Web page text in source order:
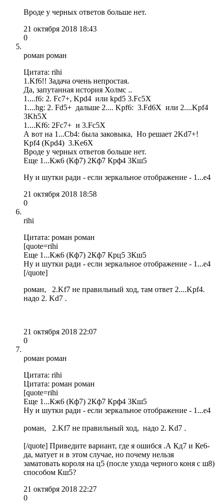
Вроде у черных ответов больше нет.
21 октября 2018 18:43
0
роман роман
Цитата: rihi
1.Kf6!! Задача очень непростая.
Да, запутанная история Холмс ..
1....f6: 2. Fc7+, Kpd4 или kpd5 3.Fc5Х
1....hg: 2. Fd5+ дальше 2.... Kpf6: 3.Fd6Х или 2....Kpf4
3Kh5Х
1....Kf6: 2Fc7+ и 3.Fc5Х
А вот на 1...Cb4: была заковыка, Но решает 2Kd7+!
Kpf4 (Kpd4) 3.Ke6Х
Вроде у черных ответов больше нет.
Еще 1...Кж6 (Кф7) 2Кф7 Крф4 3Кш5
Ну и шутки ради - если зеркальное отображение - 1...е4
21 октября 2018 18:58
0
rihi
Цитата: роман роман
[quote=rihi
Еще 1...Кж6 (Кф7) 2Кф7 Крц5 3Кш5
Ну и шутки ради - если зеркальное отображение - 1...е4
[/quote]
роман, 2.Kf7 не правильный ход, там ответ 2....Kpf4.
надо 2. Kd7 .
21 октября 2018 22:07
0
роман роман
Цитата: rihi
Цитата: роман роман
[quote=rihi
Еще 1...Кж6 (Кф7) 2Кф7 Крф4 3Кш5
Ну и шутки ради - если зеркальное отображение - 1...е4
роман, 2.Kf7 не правильный ход, надо 2. Kd7 .
[/quote] Приведите вариант, где я ошибся .А Кд7 и Ке6-
да, матует и в этом случае, но почему нельзя
заматовать короля на ц5 (после ухода черного коня с ш8)
способом Кш5?
21 октября 2018 22:27
0